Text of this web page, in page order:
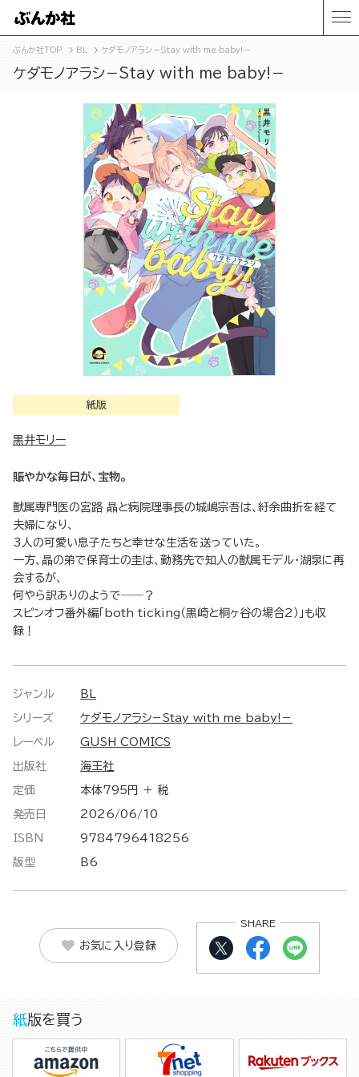
ぶんか社TOP BL ケダモノアラシ－Stay with me baby!－
ケダモノアラシ－Stay with me baby!－
紙版
黒井モリー
賑やかな毎日が、宝物。
獣属専門医の宮路 晶と病院理事長の城嶋宗吾は、紆余曲折を経て
夫婦になり、
3人の可愛い息子たちと幸せな生活を送っていた。
一方、晶の弟で保育士の圭は、勤務先で知人の獣属モデル・湖泉に再
会するが、
何やら訳ありのようで――？
スピンオフ番外編「both ticking（黒崎と桐ヶ谷の場合2）」も収
録！
ジャンル BL
シリーズ ケダモノアラシ－Stay with me baby!－
レーベル GUSH COMICS
出版社 海王社
定価 本体795円 ＋ 税
発売日 2026/06/10
ISBN 9784796418256
版型 B6
お気に入り登録
SHARE
紙版を買う